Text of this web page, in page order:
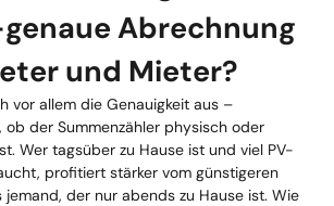
Abrechnung
und Mieter?
vor allem die Genauigkeit aus –
ob der Summenzähler physisch oder
Wer tagsüber zu Hause ist und viel PV-
profitiert stärker vom günstigeren
jemand, der nur abends zu Hause ist. Wie